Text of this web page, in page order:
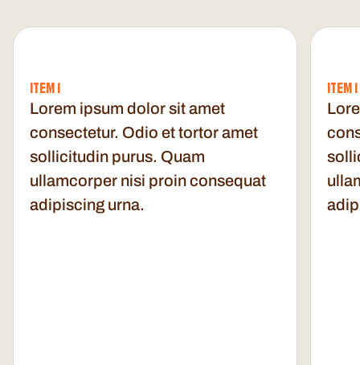
ITEM 1
Lorem ipsum dolor sit amet
consectetur. Odio et tortor amet
sollicitudin purus. Quam
ullamcorper nisi proin consequat
adipiscing urna.
ITEM 1